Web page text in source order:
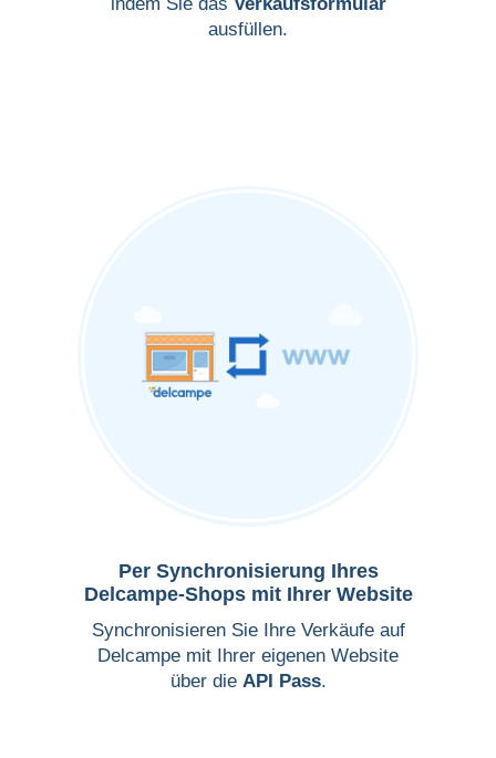
ausfüllen.
Per Synchronisierung Ihres
Delcampe-Shops mit Ihrer Website
Synchronisieren Sie Ihre Verkäufe auf
Delcampe mit Ihrer eigenen Website
über die API Pass.